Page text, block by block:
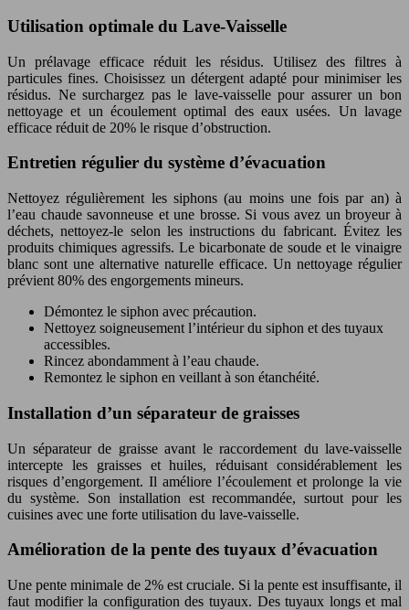
Utilisation optimale du Lave-Vaisselle
Un prélavage efficace réduit les résidus. Utilisez des filtres à
particules fines. Choisissez un détergent adapté pour minimiser les
résidus. Ne surchargez pas le lave-vaisselle pour assurer un bon
nettoyage et un écoulement optimal des eaux usées. Un lavage
efficace réduit de 20% le risque d’obstruction.
Entretien régulier du système d’évacuation
Nettoyez régulièrement les siphons (au moins une fois par an) à
l’eau chaude savonneuse et une brosse. Si vous avez un broyeur à
déchets, nettoyez-le selon les instructions du fabricant. Évitez les
produits chimiques agressifs. Le bicarbonate de soude et le vinaigre
blanc sont une alternative naturelle efficace. Un nettoyage régulier
prévient 80% des engorgements mineurs.
Démontez le siphon avec précaution.
Nettoyez soigneusement l’intérieur du siphon et des tuyaux
accessibles.
Rincez abondamment à l’eau chaude.
Remontez le siphon en veillant à son étanchéité.
Installation d’un séparateur de graisses
Un séparateur de graisse avant le raccordement du lave-vaisselle
intercepte les graisses et huiles, réduisant considérablement les
risques d’engorgement. Il améliore l’écoulement et prolonge la vie
du système. Son installation est recommandée, surtout pour les
cuisines avec une forte utilisation du lave-vaisselle.
Amélioration de la pente des tuyaux d’évacuation
Une pente minimale de 2% est cruciale. Si la pente est insuffisante, il
faut modifier la configuration des tuyaux. Des tuyaux longs et mal